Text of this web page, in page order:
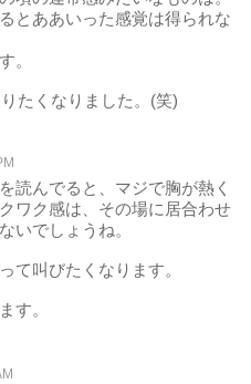
とああいった感覚は得られな
。
たくなりました。(笑)
読んでると、マジで胸が熱く
ワク感は、その場に居合わせ
いでしょうね。
て叫びたくなります。
す。